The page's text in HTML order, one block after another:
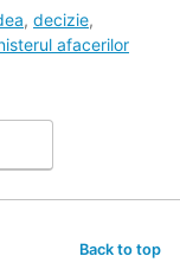
, decizie,
afacerilor
Back to top